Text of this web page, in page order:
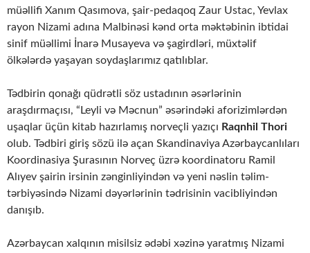
müəllifi Xanım Qasımova, şair-pedaqoq Zaur Ustac, Yevlax
rayon Nizami adına Malbinəsi kənd orta məktəbinin ibtidai
sinif müəllimi İnarə Musayeva və şagirdləri, müxtəlif
ölkələrdə yaşayan soydaşlarımız qatılıblar.
Tədbirin qonağı qüdrətli söz ustadının əsərlərinin
araşdırmaçısı, “Leyli və Məcnun” əsərindəki aforizimlərdən
uşaqlar üçün kitab hazırlamış norveçli yazıçı Raqnhil Thori
olub. Tədbiri giriş sözü ilə açan Skandinaviya Azərbaycanlıları
Koordinasiya Şurasının Norveç üzrə koordinatoru Ramil
Alıyev şairin irsinin zənginliyindən və yeni nəslin təlim-
tərbiyəsində Nizami dəyərlərinin tədrisinin vacibliyindən
danışıb.
Azərbaycan xalqının misilsiz ədəbi xəzinə yaratmış Nizami